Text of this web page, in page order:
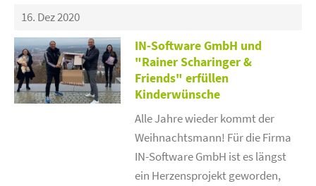
16. Dez 2020
IN-Software GmbH und
"Rainer Scharinger &
Friends" erfüllen
Kinderwünsche
Alle Jahre wieder kommt der
Weihnachtsmann! Für die Firma
IN-Software GmbH ist es längst
ein Herzensprojekt geworden,